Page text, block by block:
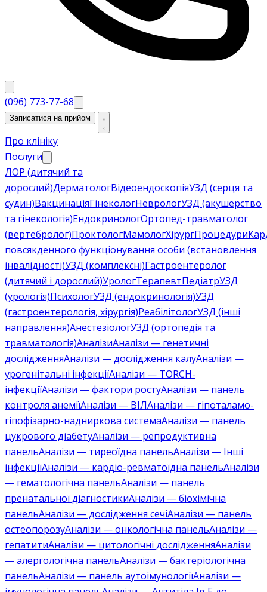
(096) 773-77-68
Записатися на прийом
Про клініку
Послуги
ЛОР (дитячий та
дорослий)ДерматологВідеоендоскопіяУЗД (серця та
судин)ВакцинаціяГінекологНеврологУЗД (акушерство
та гінекологія)ЕндокринологОртопед-травматолог
(вертебролог)ПроктологМамологХірургПроцедури
повсякденного функціонування особи (встановлення
інвалідності)УЗД (комплексні)Гастроентеролог
(дитячий і дорослий)УрологТерапевтПедіатрУЗД
(урологія)ПсихологУЗД (ендокринологія)УЗД
(гастроентерологія, хірургія)РеабілітологУЗД (інші
направлення)АнестезіологУЗД (ортопедія та
травматологія)АналізиАналізи — генетичні
дослідженняАналізи — дослідження калуАналізи —
урогенітальні інфекціїАналізи — TORCH-
інфекціїАналізи — фактори ростуАналізи — панель
контроля анеміїАналізи — ВІЛАналізи — гіпоталамо-
гіпофізарно-надниркова системаАналізи — панель
цукрового діабетуАналізи — репродуктивна
панельАналізи — тиреоїдна панельАналізи — Інші
інфекціїАналізи — кардіо-ревматоїдна панельАналізи
— гематологічна панельАналізи — панель
пренатальної діагностикиАналізи — біохімічна
панельАналізи — дослідження сечіАналізи — панель
остеопорозуАналізи — онкологічна панельАналізи —
гепатитиАналізи — цитологічні дослідженняАналізи
— алергологічна панельАналізи — бактеріологічна
панельАналізи — панель аутоімунологіїАналізи —